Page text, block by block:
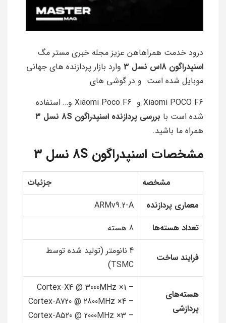
درود خدمت همراهاهن عزیز مجله خبری مستر مگ
اسنپدراگون 8اس نسل 3
وارد بازار پردازنده های جهانی
موبایل شده است و در گوشی های
Xiaomi POCO F6 و Xiaomi Poco F6 و… استفاده
شده است با بررسی پردازنده اسنپدراگون 8S نسل ۳
همراه ما باشید.
مشخصات اسنپدراگون 8S نسل ۳
مشخصه
جزئیات
معماری پردازنده
ARMv9.2-A
تعداد هسته‌ها
8 هسته
فرایند ساخت
4 نانومتر (تولید شده توسط
TSMC)
هسته‌های
پردازشی
– 1× Cortex-X4 @ 3000MHz
– 4× Cortex-A720 @ 2800MHz
– 3× Cortex-A520 @ 2000MHz